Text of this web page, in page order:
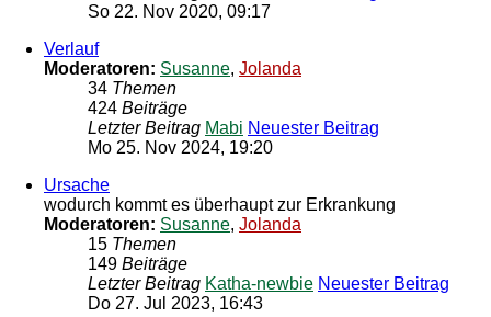
So 22. Nov 2020, 09:17
Verlauf
Moderatoren: Susanne, Jolanda
34 Themen
424 Beiträge
Letzter Beitrag Mabi Neuester Beitrag
Mo 25. Nov 2024, 19:20
Ursache
wodurch kommt es überhaupt zur Erkrankung
Moderatoren: Susanne, Jolanda
15 Themen
149 Beiträge
Letzter Beitrag Katha-newbie Neuester Beitrag
Do 27. Jul 2023, 16:43